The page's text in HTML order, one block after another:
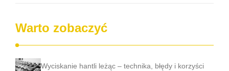
Warto zobaczyć
Wyciskanie hantli leżąc – technika, błędy i korzyści